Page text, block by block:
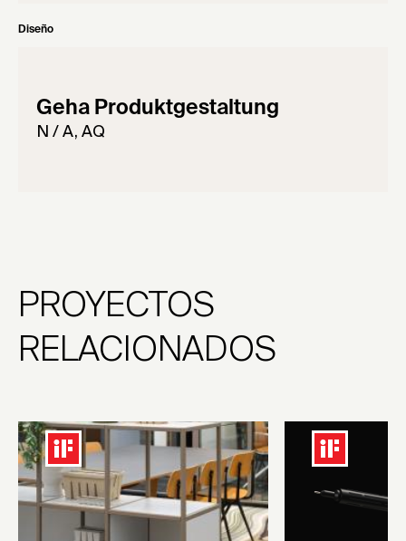
Diseño
Geha Produktgestaltung
N / A, AQ
PROYECTOS
RELACIONADOS